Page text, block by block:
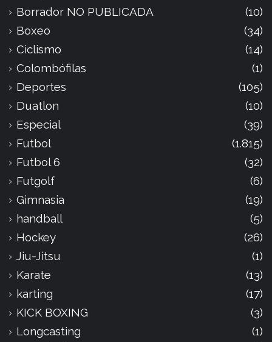
Borrador NO PUBLICADA
(10)
Boxeo
(34)
Ciclismo
(14)
Colombófilas
(1)
Deportes
(105)
Duatlon
(10)
Especial
(39)
Futbol
(1.815)
Futbol 6
(32)
Futgolf
(6)
Gimnasia
(19)
handball
(5)
Hockey
(26)
Jiu-Jitsu
(1)
Karate
(13)
karting
(17)
KICK BOXING
(3)
Longcasting
(1)